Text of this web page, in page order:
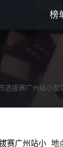
榜
选拔赛广州站小型
赛广州站小 地